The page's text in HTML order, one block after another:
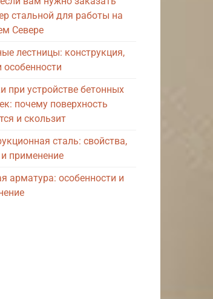
стальной для работы на
Севере
лестницы: конструкция,
при устройстве бетонных
почему поверхность
и скользит
сталь: свойства,
применение
арматура: особенности и